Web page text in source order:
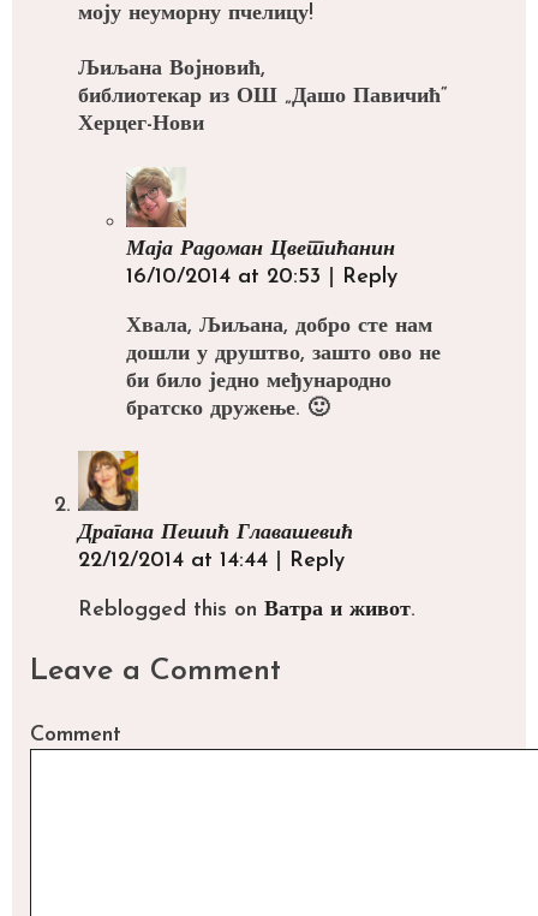
моју неуморну пчелицу!
Љиљана Војновић,
библиотекар из ОШ „Дашо Павичић“
Херцег-Нови
Маја Радоман Цветићанин
16/10/2014 at 20:53
Reply
Хвала, Љиљана, добро сте нам
дошли у друштво, зашто ово не
би било једно међународно
братско дружење. 🙂
Драгана Пешић Главашевић
22/12/2014 at 14:44
Reply
Reblogged this on Ватра и живот.
Leave a Comment
Comment